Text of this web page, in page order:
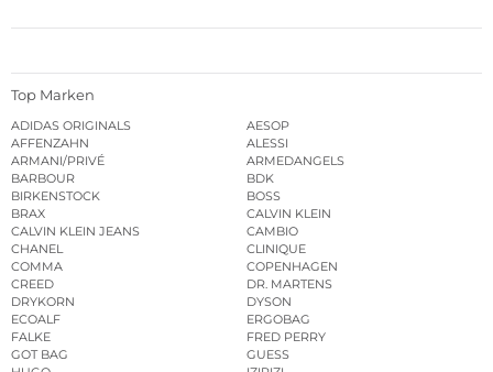
Top Marken
ADIDAS ORIGINALS
AESOP
AFFENZAHN
ALESSI
ARMANI/PRIVÉ
ARMEDANGELS
BARBOUR
BDK
BIRKENSTOCK
BOSS
BRAX
CALVIN KLEIN
CALVIN KLEIN JEANS
CAMBIO
CHANEL
CLINIQUE
COMMA
COPENHAGEN
CREED
DR. MARTENS
DRYKORN
DYSON
ECOALF
ERGOBAG
FALKE
FRED PERRY
GOT BAG
GUESS